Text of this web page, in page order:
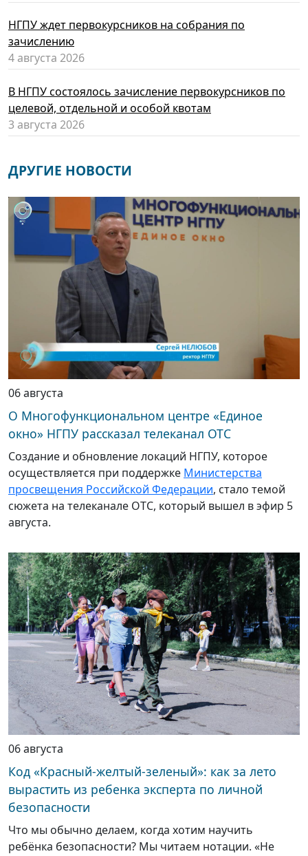
НГПУ ждет первокурсников на собрания по
зачислению
4 августа 2026
В НГПУ состоялось зачисление первокурсников по
целевой, отдельной и особой квотам
3 августа 2026
ДРУГИЕ НОВОСТИ
06 августа
О Многофункциональном центре «Единое
окно» НГПУ рассказал телеканал ОТС
Создание и обновление локаций НГПУ, которое
осуществляется при поддержке Министерства
просвещения Российской Федерации, стало темой
сюжета на телеканале ОТС, который вышел в эфир 5
августа.
06 августа
Код «Красный-желтый-зеленый»: как за лето
вырастить из ребенка эксперта по личной
безопасности
Что мы обычно делаем, когда хотим научить
ребёнка безопасности? Мы читаем нотации. «Не